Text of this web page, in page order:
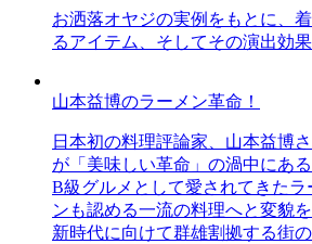
お洒落オヤジの実例をもとに、
るアイテム、そしてその演出効
山本益博のラーメン革命！
日本初の料理評論家、山本益博
が「美味しい革命」の渦中にあ
B級グルメとして愛されてきたラ
ンも認める一流の料理へと変貌
新時代に向けて群雄割拠する街